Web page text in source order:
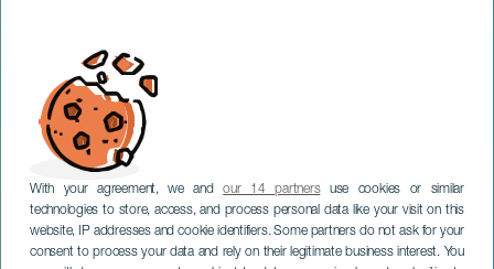
With your agreement, we andour 14 partnersuse cookies or similar
technologies to store, access, and process personal data like your visit on this
website, IP addresses and cookie identifiers. Some partners do not ask for your
consent to process your data and rely on their legitimate business interest. You
LA PALMA